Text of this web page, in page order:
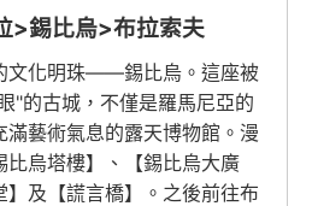
>錫比烏>布拉索夫
文化明珠——錫比烏。這座被
"的古城，不僅是羅馬尼亞的
藝術氣息的露天博物館。漫
比烏塔樓】、【錫比烏大廣
及【謊言橋】。之後前往布